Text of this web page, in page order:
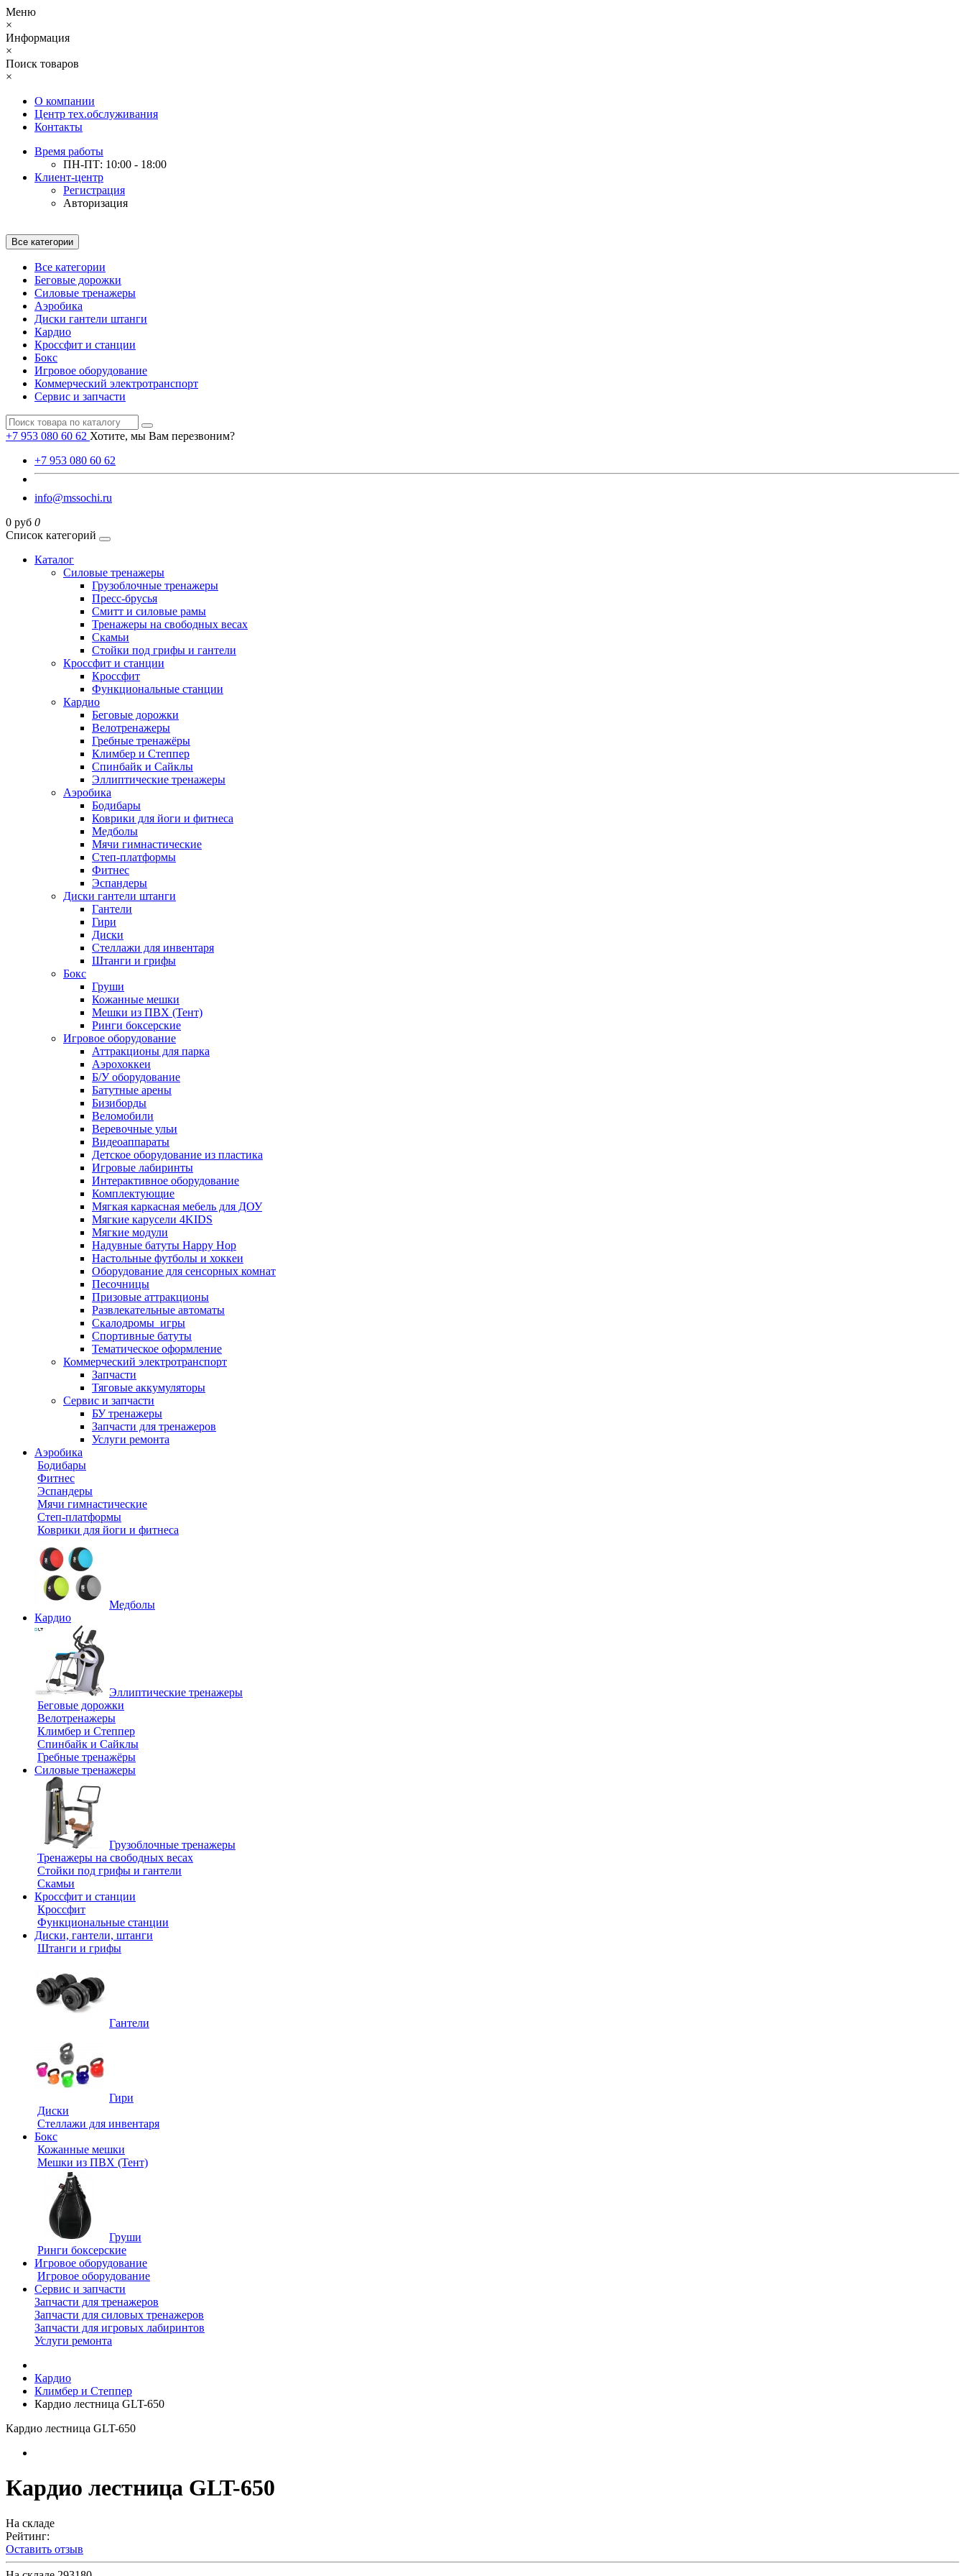
Меню
×
Информация
×
Поиск товаров
×
О компании
Центр тех.обслуживания
Контакты
Время работы
ПН-ПТ: 10:00 - 18:00
Клиент-центр
Регистрация
Авторизация
Все категории
Все категории
Беговые дорожки
Силовые тренажеры
Аэробика
Диски гантели штанги
Кардио
Кроссфит и станции
Бокс
Игровое оборудование
Коммерческий электротранспорт
Сервис и запчасти
+7 953 080 60 62 Хотите, мы Вам перезвоним?
+7 953 080 60 62
info@mssochi.ru
0 руб 0
Список категорий
Каталог
Силовые тренажеры
Грузоблочные тренажеры
Пресс-брусья
Смитт и силовые рамы
Тренажеры на свободных весах
Скамьи
Стойки под грифы и гантели
Кроссфит и станции
Кроссфит
Функциональные станции
Кардио
Беговые дорожки
Велотренажеры
Гребные тренажёры
Климбер и Степпер
Спинбайк и Сайклы
Эллиптические тренажеры
Аэробика
Бодибары
Коврики для йоги и фитнеса
Медболы
Мячи гимнастические
Степ-платформы
Фитнес
Эспандеры
Диски гантели штанги
Гантели
Гири
Диски
Стеллажи для инвентаря
Штанги и грифы
Бокс
Груши
Кожанные мешки
Мешки из ПВХ (Тент)
Ринги боксерские
Игровое оборудование
Аттракционы для парка
Аэрохоккеи
Б/У оборудование
Батутные арены
Бизиборды
Веломобили
Веревочные ульи
Видеоаппараты
Детское оборудование из пластика
Игровые лабиринты
Интерактивное оборудование
Комплектующие
Мягкая каркасная мебель для ДОУ
Мягкие карусели 4KIDS
Мягкие модули
Надувные батуты Happy Hop
Настольные футболы и хоккеи
Оборудование для сенсорных комнат
Песочницы
Призовые аттракционы
Развлекательные автоматы
Скалодромы_игры
Спортивные батуты
Тематическое оформление
Коммерческий электротранспорт
Запчасти
Тяговые аккумуляторы
Сервис и запчасти
БУ тренажеры
Запчасти для тренажеров
Услуги ремонта
Аэробика
Бодибары
Фитнес
Эспандеры
Мячи гимнастические
Степ-платформы
Коврики для йоги и фитнеса
Медболы
Кардио
Эллиптические тренажеры
Беговые дорожки
Велотренажеры
Климбер и Степпер
Спинбайк и Сайклы
Гребные тренажёры
Силовые тренажеры
Грузоблочные тренажеры
Тренажеры на свободных весах
Стойки под грифы и гантели
Скамьи
Кроссфит и станции
Кроссфит
Функциональные станции
Диски, гантели, штанги
Штанги и грифы
Гантели
Гири
Диски
Стеллажи для инвентаря
Бокс
Кожанные мешки
Мешки из ПВХ (Тент)
Груши
Ринги боксерские
Игровое оборудование
Игровое оборудование
Сервис и запчасти
Запчасти для тренажеров
Запчасти для силовых тренажеров
Запчасти для игровых лабиринтов
Услуги ремонта
Кардио
Климбер и Степпер
Кардио лестница GLT-650
Кардио лестница GLT-650
Кардио лестница GLT-650
На складе
Рейтинг:
Оставить отзыв